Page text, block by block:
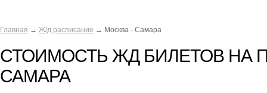
Главная → Ж/д расписание → Москва - Самара
СТОИМОСТЬ ЖД БИЛЕТОВ НА
САМАРА